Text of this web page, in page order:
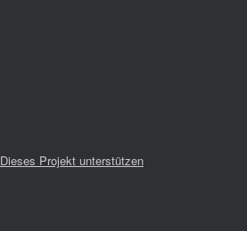
Dieses Projekt unterstützen